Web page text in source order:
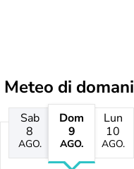
Meteo di domani
Sab
8
AGO.
Dom
9
AGO.
Lun
10
AGO.